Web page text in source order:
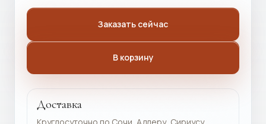
Заказать сейчас
В корзину
Доставка